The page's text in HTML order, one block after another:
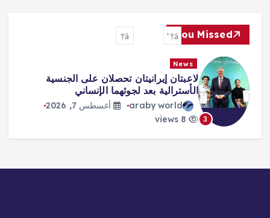
You Missed
3
News
لاعبتان إيرانيتان تحصلان على الجنسية
الأسترالية بعد لجوئهما الإنساني
araby world
أغسطس 7, 2026